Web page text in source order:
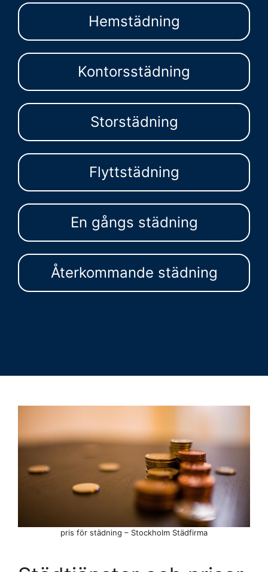
Hemstädning
Kontorsstädning
Storstädning
Flyttstädning
En gångs städning
Återkommande städning
pris för städning – Stockholm Städfirma